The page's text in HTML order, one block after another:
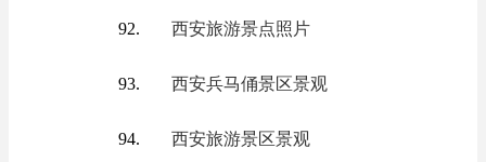
西安旅游景点照片
西安兵马俑景区景观
西安旅游景区景观